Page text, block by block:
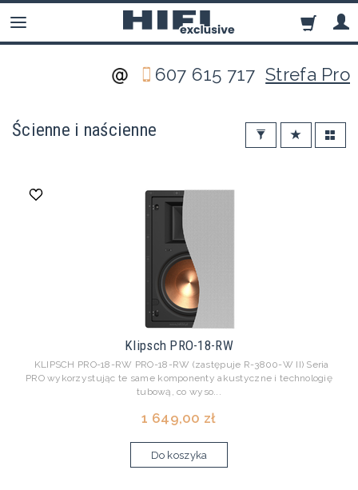
607 615 717Strefa Pro
Ścienne i naścienne
Klipsch PRO-18-RW
KLIPSCH PRO-18-RW PRO-18-RW (zastępuje R-3800-W II) Seria
PRO wykorzystując te same komponenty akustyczne i technologię
tubową, co wyso...
1 649,00 zł
Do koszyka